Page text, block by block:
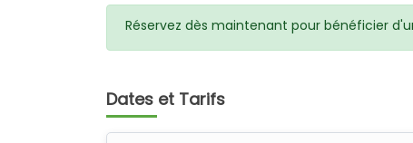
Réservez dès maintenant pour bénéficier
Dates et Tarifs